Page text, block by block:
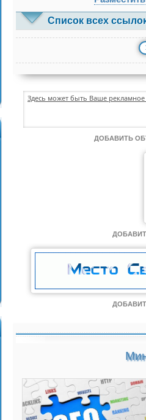
Список всех
Здесь может быть Ваше
ДОБАВИТЬ